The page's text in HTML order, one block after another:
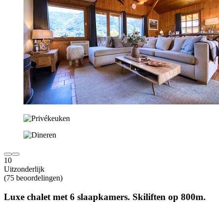
10
Uitzonderlijk
(75 beoordelingen)
Luxe chalet met 6 slaapkamers. Skiliften op 800m.